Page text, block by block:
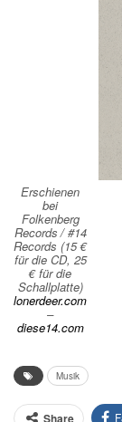
Erschienen
bei
Folkenberg
Records / #14
Records (15 €
für die CD, 25
€ für die
Schallplatte)
lonerdeer.com
–
diese14.com
Musik
Share